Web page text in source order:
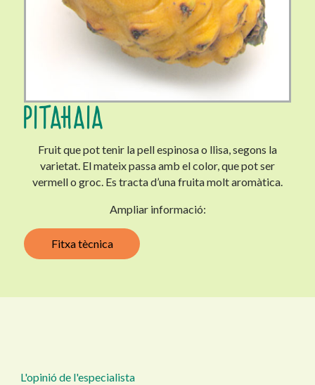
PITAHAIA
Fruit que pot tenir la pell espinosa o llisa, segons la
varietat. El mateix passa amb el color, que pot ser
vermell o groc. Es tracta d’una fruita molt aromàtica.
Ampliar informació:
Fitxa tècnica
L'opinió de l'especialista